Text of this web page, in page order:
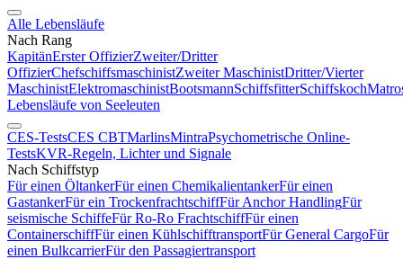
Alle Lebensläufe
Nach Rang
KapitänErster OffizierZweiter/Dritter
OffizierChefschiffsmaschinistZweiter MaschinistDritter/Vierter
MaschinistElektromaschinistBootsmannSchiffsfitterSchiffskoch
Lebensläufe von Seeleuten
CES-TestsCES CBTMarlinsMintraPsychometrische Online-
TestsKVR-Regeln, Lichter und Signale
Nach Schiffstyp
Für einen ÖltankerFür einen ChemikalientankerFür einen
GastankerFür ein TrockenfrachtschiffFür Anchor HandlingFür
seismische SchiffeFür Ro-Ro FrachtschiffFür einen
ContainerschiffFür einen KühlschifftransportFür General CargoFür
einen BulkcarrierFür den Passagiertransport